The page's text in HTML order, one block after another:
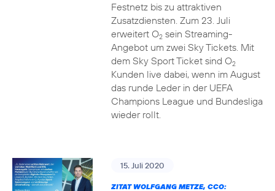
Festnetz bis zu attraktiven
Zusatzdiensten. Zum 23. Juli
erweitert O2sein Streaming-
Angebot um zwei Sky Tickets. Mit
dem Sky Sport Ticket sind O2
Kunden live dabei, wenn im August
das runde Leder in der UEFA
Champions League und Bundesliga
wieder rollt.
15. Juli 2020
ZITAT WOLFGANG METZE, CCO: